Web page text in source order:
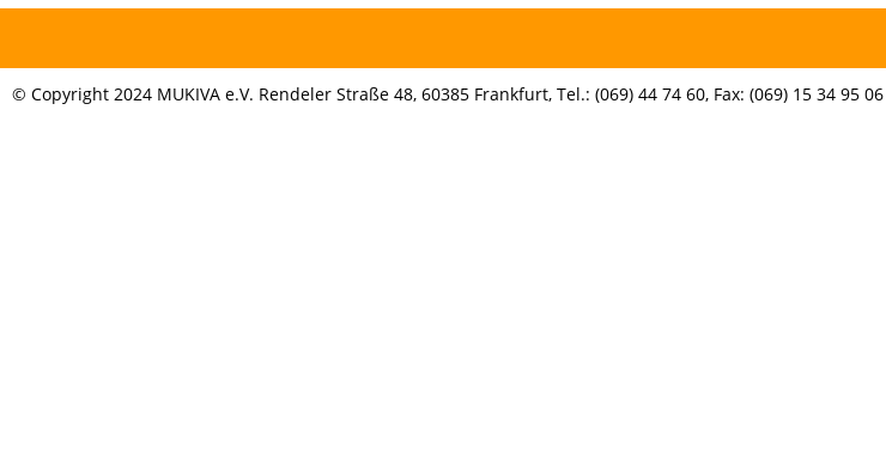
© Copyright 2024 MUKIVA e.V. Rendeler Straße 48, 60385 Frankfurt, Tel.: (069) 44 74 60, Fax: (069) 15 34 95 06